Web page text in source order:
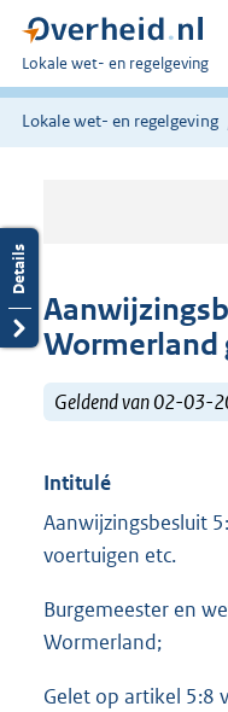
U
bent
hier:
Lokale wet- en regelgeving
Lokale wet- en regelgeving
Wormerland
Geldend van 02-03-
Intitulé
Aanwijzingsbesluit
voertuigen etc.
Burgemeester en
Wormerland;
Gelet op artikel 5:8